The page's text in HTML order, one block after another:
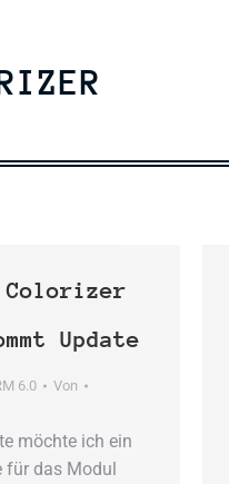
Colorizer
Update
6.0
Von
möchte ich ein
für das Modul